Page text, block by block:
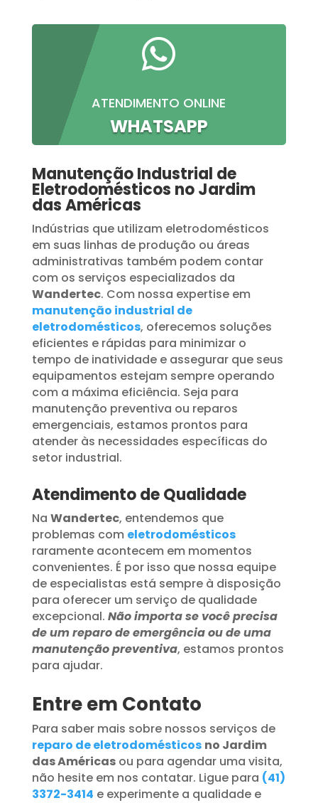

ATENDIMENTO ONLINE
WHATSAPP
Manutenção Industrial de
Eletrodomésticos no Jardim
das Américas
Indústrias que utilizam eletrodomésticos
em suas linhas de produção ou áreas
administrativas também podem contar
com os serviços especializados da
Wandertec. Com nossa expertise em
manutenção industrial de
eletrodomésticos, oferecemos soluções
eficientes e rápidas para minimizar o
tempo de inatividade e assegurar que seus
equipamentos estejam sempre operando
com a máxima eficiência. Seja para
manutenção preventiva ou reparos
emergenciais, estamos prontos para
atender às necessidades específicas do
setor industrial.
Atendimento de Qualidade
Na Wandertec, entendemos que
problemas com eletrodomésticos
raramente acontecem em momentos
convenientes. É por isso que nossa equipe
de especialistas está sempre à disposição
para oferecer um serviço de qualidade
excepcional. Não importa se você precisa
de um reparo de emergência ou de uma
manutenção preventiva, estamos prontos
para ajudar.
Entre em Contato
Para saber mais sobre nossos serviços de
reparo de eletrodomésticos no Jardim
das Américasou para agendar uma visita,
não hesite em nos contatar. Ligue para (41)
3372-3414 e experimente a qualidade e